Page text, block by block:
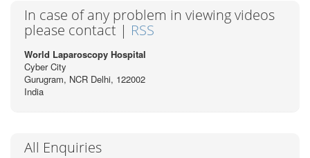
In case of any problem in viewing videos
please contact | RSS
World Laparoscopy Hospital
Cyber City
Gurugram, NCR Delhi, 122002
India
All Enquiries